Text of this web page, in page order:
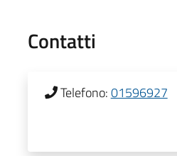
Contatti
Telefono:01596927